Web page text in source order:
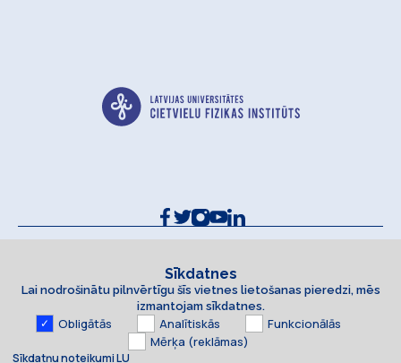
Kontakti un rekvizīti
Piekļūstamības paziņojums
Sīkdatnes
Lai nodrošinātu pilnvērtīgu šīs vietnes lietošanas pieredzi, mēs
izmantojam sīkdatnes.
Obligātās Analītiskās
Funkcionālās
Mērķa (reklāmas)
Sīkdatņu noteikumi LU